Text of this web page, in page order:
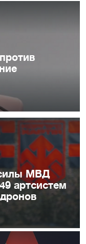
МВД
артсистем